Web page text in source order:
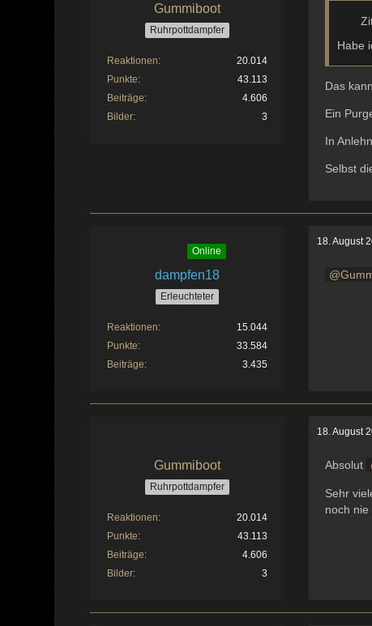
Gummiboot
Ruhrpottdampfer
Reaktionen
20.014
Punkte
43.113
Beiträge
4.606
Bilder
3
Habe
Das
Ein
In
Selbst
Online
dampfen18
Erleuchteter
Reaktionen
15.044
Punkte
33.584
Beiträge
3.435
18. August
Gummiboot
Ruhrpottdampfer
Reaktionen
20.014
Punkte
43.113
Beiträge
4.606
Bilder
3
18. August
Absolut
Sehr
noch